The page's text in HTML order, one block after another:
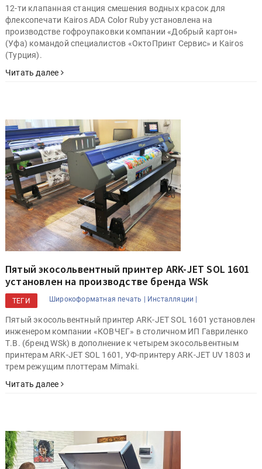
12-ти клапанная станция смешения водных красок для
флексопечати Kairos ADA Color Ruby установлена на
производстве гофроупаковки компании «Добрый картон»
(Уфа) командой специалистов «ОктоПринт Сервис» и Kairos
(Турция).
Читать далее
Пятый экосольвентный принтер ARK-JET SOL 1601
установлен на производстве бренда WSk
ТЕГИ Широкоформатная печать | Инсталляции |
Пятый экосольвентный принтер ARK-JET SOL 1601 установлен
инженером компании «КОВЧЕГ» в столичном ИП Гавриленко
Т.В. (бренд WSk) в дополнение к четырем экосольвентным
принтерам ARK-JET SOL 1601, УФ-принтеру ARK-JET UV 1803 и
трем режущим плоттерам Mimaki.
Читать далее